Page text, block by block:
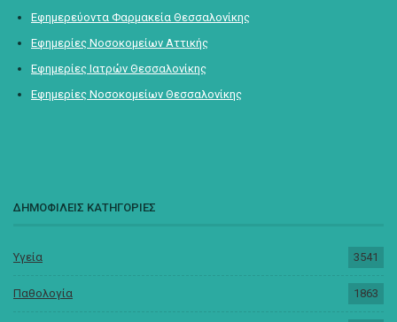
Εφημερεύοντα Φαρμακεία Θεσσαλονίκης
Εφημερίες Νοσοκομείων Αττικής
Εφημερίες Ιατρών Θεσσαλονίκης
Εφημερίες Νοσοκομείων Θεσσαλονίκης
ΔΗΜΟΦΙΛΕΙΣ ΚΑΤΗΓΟΡΙΕΣ
Υγεία 3541
Παθολογία 1863